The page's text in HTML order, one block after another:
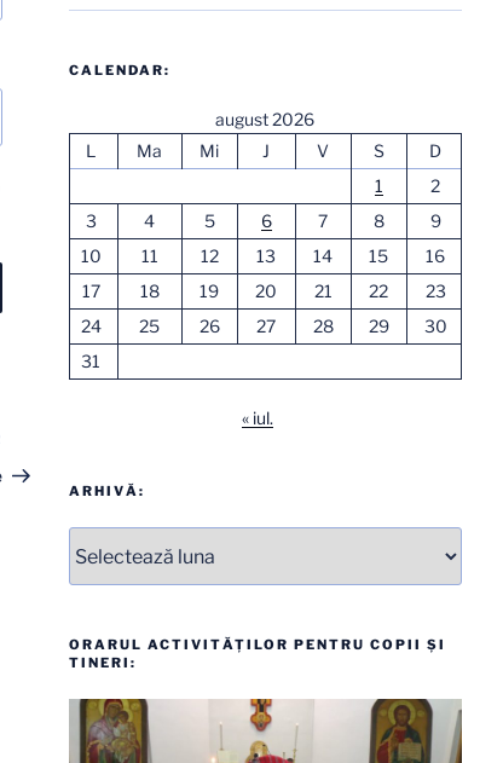
următor
CALENDAR:
august 2026
L
Ma Mi J V S
D
1
2
3
4 5 6 7 8
9
10
11 12 13 14 15
16
17
18 19 20 21 22
23
24
25 26 27 28 29
30
31
« iul.
ARHIVĂ:
ORARUL ACTIVITĂȚILOR PENTRU COPII ȘI
TINERI: